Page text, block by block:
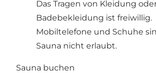
Das Tragen von Kleidung
Badebekleidung ist freiwillig.
Mobiltelefone und Schuhe
Sauna nicht erlaubt.
Sauna buchen